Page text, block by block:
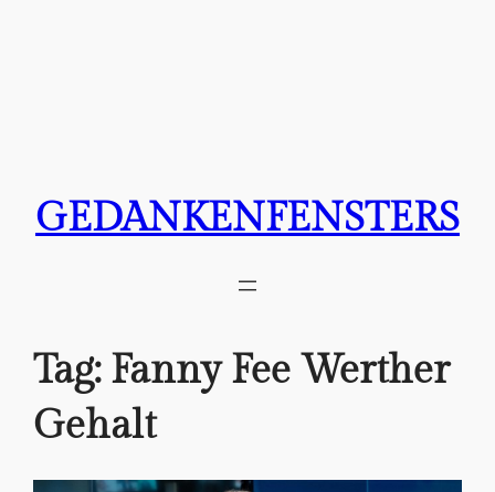
GEDANKENFENSTERS
Tag: Fanny Fee Werther
Gehalt